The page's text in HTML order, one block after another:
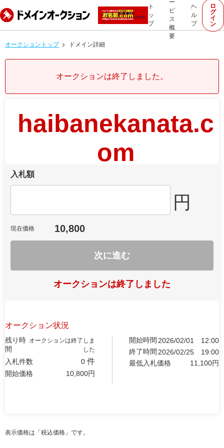
ト
ッ
プ
ー
ビ
ス
概
要
ヘ
ル
プ
ロ
グ
イ
ン
オークショントップ ドメイン詳細
オークションは終了しました。
haibanekanata.c
om
入札額
円
現在価格 10,800
次に進む
オークションは終了しました
オークション状況
残り時
間
オークションは終了しま
した
入札件数 0 件
開始価格 10,800円
開始時間 2026/02/01
12:00
終了時間 2026/02/25
19:00
最低入札価格
11,100円
表示価格は「税込価格」です。